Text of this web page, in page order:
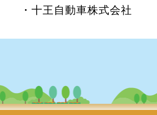
・十王自動車株式会社